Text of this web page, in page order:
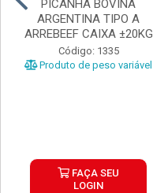
PICANHA BOVINA
ARGENTINA TIPO A
ARREBEEF CAIXA ±20KG
PEÇAS 1...
Código: 1335
Produto de peso variável
FAÇA SEU
LOGIN